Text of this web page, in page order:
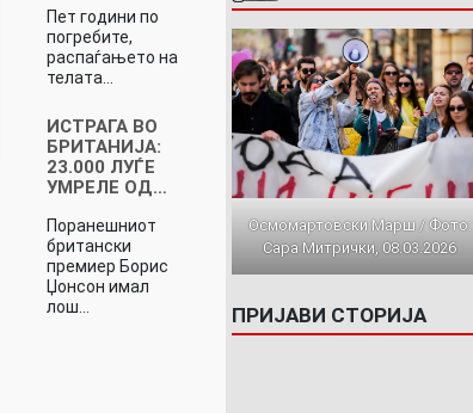
Пет години по
погребите,
распаѓањето на
телата…
ИСТРАГА ВО
БРИТАНИЈА:
23.000 ЛУЃЕ
УМРЕЛЕ ОД…
Поранешниот
британски
премиер Борис
Џонсон имал
лош…
Осмомартовски Марш / Фото:
Сара Митрички, 08.03.2026
ПРИЈАВИ СТОРИЈА